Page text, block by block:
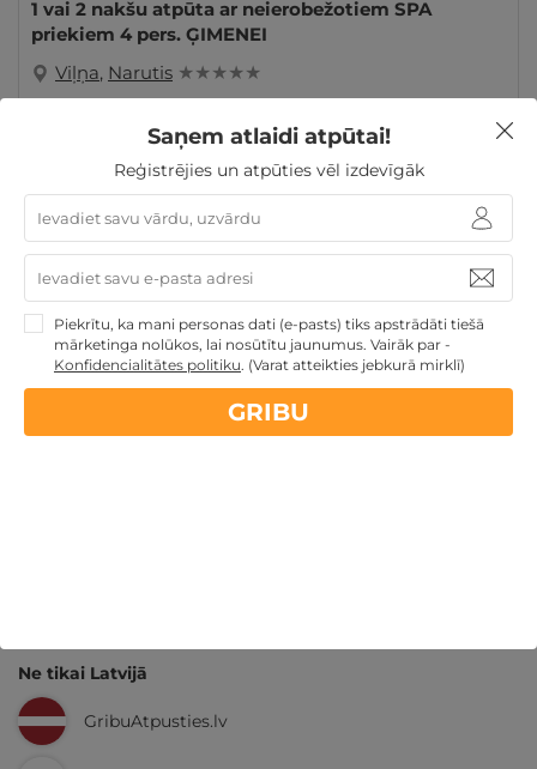
1 vai 2 nakšu atpūta ar neierobežotiem SPA
priekiem 4 pers. ĢIMENEI
Viļņa, Narutis ★ ★ ★ ★ ★
Atpūta Lieldienu brīvdienās Dāvanas ar nakšņošanu
Nekādasapkalpošanas un administrācijasmaksas
14 dienunaudas atmaksas garantija
Ne tikai Latvijā
GribuAtpusties.lv
Saņem atlaidi atpūtai!
Reģistrējies un atpūties vēl izdevīgāk
Piekrītu, ka mani personas dati (e-pasts) tiks apstrādāti tiešā
mārketinga nolūkos, lai nosūtītu jaunumus. Vairāk par -
Konfidencialitātes politiku. (Varat atteikties jebkurā mirklī)
GRIBU